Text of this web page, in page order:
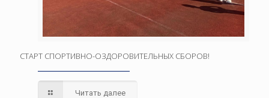
СТАРТ СПОРТИВНО-ОЗДОРОВИТЕЛЬНЫХ СБОРОВ!
Читать далее